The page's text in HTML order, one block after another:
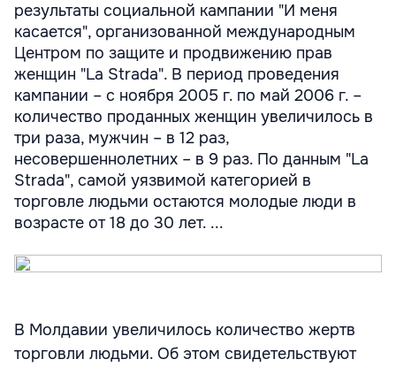
результаты социальной кампании "И меня
касается", организованной международным
Центром по защите и продвижению прав
женщин "La Strada". В период проведения
кампании – с ноября 2005 г. по май 2006 г. –
количество проданных женщин увеличилось в
три раза, мужчин – в 12 раз,
несовершеннолетних – в 9 раз. По данным "La
Strada", самой уязвимой категорией в
торговле людьми остаются молодые люди в
возрасте от 18 до 30 лет. ...
В Молдавии увеличилось количество жертв
торговли людьми. Об этом свидетельствуют